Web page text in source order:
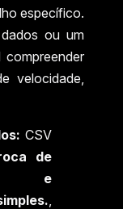
específico.
ou um
velocidade,
CSV
de
e